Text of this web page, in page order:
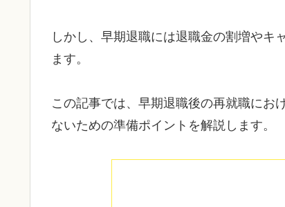
しかし、早期退職には退職金の割増やキ
ます。
この記事では、早期退職後の再就職にお
ないための準備ポイントを解説します。